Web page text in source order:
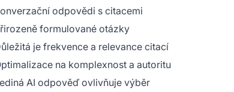
odpovědi s citacemi
formulované otázky
je frekvence a relevance citací
na komplexnost a autoritu
AI odpověď ovlivňuje výběr